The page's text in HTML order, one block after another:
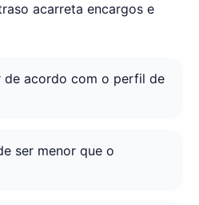
acarreta encargos e
de acordo com o perfil de
ser menor que o